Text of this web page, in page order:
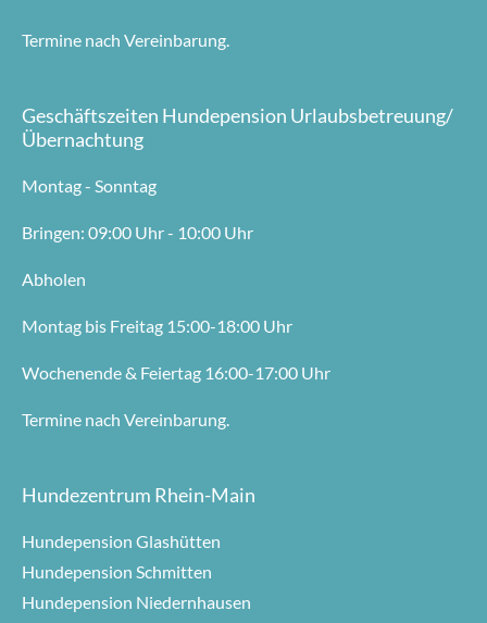
Termine nach Vereinbarung.
Geschäftszeiten Hundepension Urlaubsbetreuung/
Übernachtung
Montag - Sonntag
Bringen: 09:00 Uhr - 10:00 Uhr
Abholen
Montag bis Freitag 15:00-18:00 Uhr
Wochenende & Feiertag 16:00-17:00 Uhr
Termine nach Vereinbarung.
Hundezentrum Rhein-Main
Hundepension Glashütten
Hundepension Schmitten
Hundepension Niedernhausen